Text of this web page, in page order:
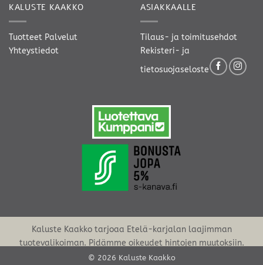
KALUSTE KAAKKO
Tuotteet Palvelut
Yhteystiedot
ASIAKKAALLE
Tilaus- ja toimitusehdot
Rekisteri- ja
tietosuojaseloste
Kaluste Kaakko tarjoaa Etelä-karjalan laajimman
tuotevalikoiman. Pidämme oikeudet hintojen muutoksiin.
© 2026 Kaluste Kaakko